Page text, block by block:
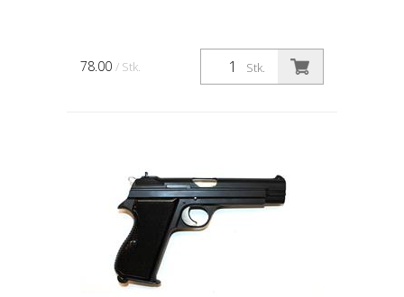
Stk.
78.00 / Stk.